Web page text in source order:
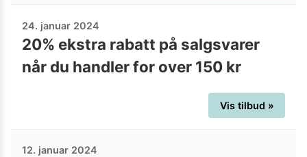
24. januar 2024
20% ekstra rabatt på salgsvarer
når du handler for over 150 kr
Vis tilbud »
12. januar 2024